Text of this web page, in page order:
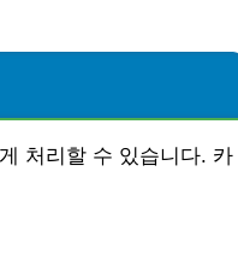
처리할 수 있습니다. 카